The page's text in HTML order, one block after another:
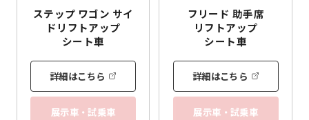
ステップ ワゴン サイ
ド リフトアップ
シート車
詳細はこちら
展示車・試乗車
フリード 助手席
リフトアップ
シート車
詳細はこちら
展示車・試乗車